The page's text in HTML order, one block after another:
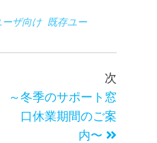
ザ向け 既存ユー
次
～冬季のサポート窓
口休業期間のご案
内〜